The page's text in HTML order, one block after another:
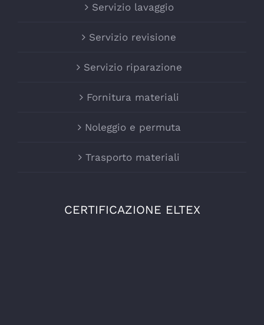
Servizio lavaggio
Servizio revisione
Servizio riparazione
Fornitura materiali
Noleggio e permuta
Trasporto materiali
CERTIFICAZIONE ELTEX